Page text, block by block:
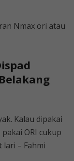
Nmax ori atau
Kalau dipakai
ORI cukup
lari – Fahmi